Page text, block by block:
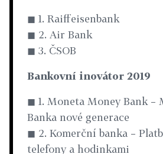
◼ 1. Raiffeisenbank
◼ 2. Air Bank
◼ 3. ČSOB
Bankovní inovátor 2019
◼ 1. Moneta Money Bank –
Banka nové generace
◼ 2. Komerční banka –
telefony a hodinkami